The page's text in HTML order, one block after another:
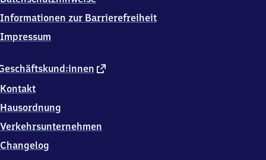
Reisen
externer
Kontakt
Hausordnung
Verkehrsunternehmen
Changelog
Informationen zur Barrierefreiheit
Impressum